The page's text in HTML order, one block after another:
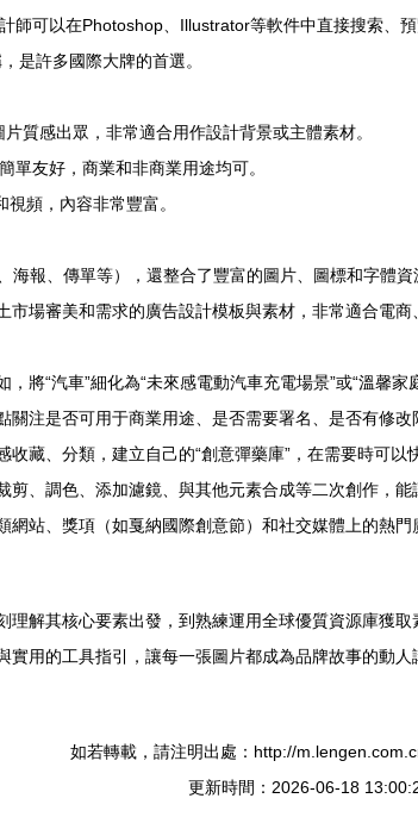
師可以在Photoshop、Illustrator等軟件中直接搜索、
是許多國際大牌的首選。
質感出眾，非常適合用作設計背景或主體素材。
單友好，商業和非商業用途均可。
頻，內容非常豐富。
海報、傳單等），還整合了豐富的圖片、圖標和字體
場審美和需求的廣告設計模板與素材，非常適合電商
將“汽車”細化為“未來感電動汽車充電場景”或“溫馨家
關注是否可用于商業用途、是否需要署名、是否有修
收藏、分類，建立自己的“創意彈藥庫”，在需要時可以
剪、調色、添加濾鏡、與其他元素合成等二次創作，
網站、獎項（如戛納國際創意節）和社交媒體上的熱
理解其核心要素出發，到熟練運用全球優質資源庫獲
用的工具指引，讓每一張圖片都成為品牌故事的動人
如若轉載，請注明出處：http://
更新時間：2026-06-18